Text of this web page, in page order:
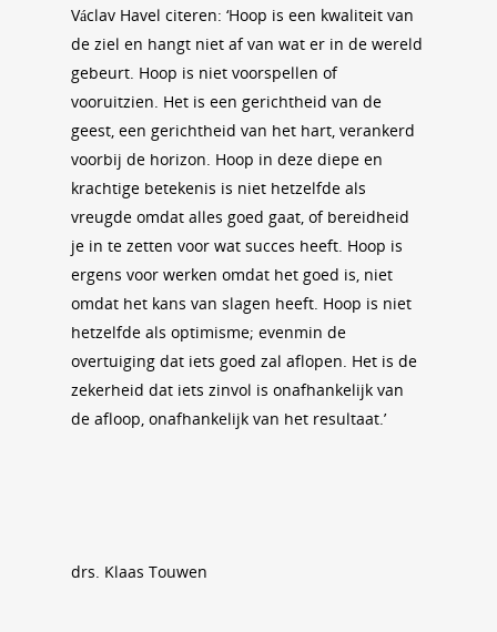
Václav Havel citeren: ‘Hoop is een kwaliteit van
de ziel en hangt niet af van wat er in de wereld
gebeurt. Hoop is niet voorspellen of
vooruitzien. Het is een gerichtheid van de
geest, een gerichtheid van het hart, verankerd
voorbij de horizon. Hoop in deze diepe en
krachtige betekenis is niet hetzelfde als
vreugde omdat alles goed gaat, of bereidheid
je in te zetten voor wat succes heeft. Hoop is
ergens voor werken omdat het goed is, niet
omdat het kans van slagen heeft. Hoop is niet
hetzelfde als optimisme; evenmin de
overtuiging dat iets goed zal aflopen. Het is de
zekerheid dat iets zinvol is onafhankelijk van
de afloop, onafhankelijk van het resultaat.’
drs. Klaas Touwen